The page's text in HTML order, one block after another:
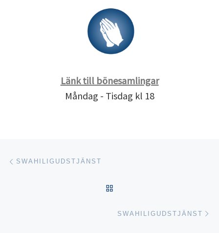
Länk till bönesamlingar
Måndag - Tisdag kl 18
Inläggsnavigering
SWAHILIGUDSTJÄNST
SWAHILIGUDSTJÄNST